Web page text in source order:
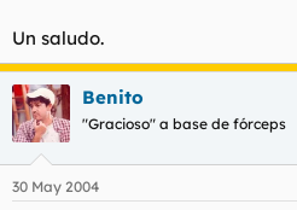
Un saludo.
Benito
"Gracioso" a base de fórceps
30 May 2004